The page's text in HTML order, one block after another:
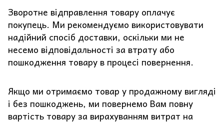
Зворотне відправлення товару оплачує
покупець. Ми рекомендуємо використовувати
надійний спосіб доставки, оскільки ми не
несемо відповідальності за втрату або
пошкодження товару в процесі повернення.
Якщо ми отримаємо товар у продажному вигляді
і без пошкоджень, ми повернемо Вам повну
вартість товару за вирахуванням витрат на